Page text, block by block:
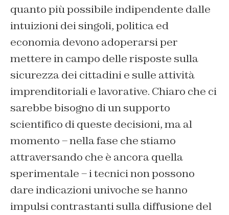
quanto più possibile indipendente dalle
intuizioni dei singoli, politica ed
economia devono adoperarsi per
mettere in campo delle risposte sulla
sicurezza dei cittadini e sulle attività
imprenditoriali e lavorative. Chiaro che ci
sarebbe bisogno di un supporto
scientifico di queste decisioni, ma al
momento – nella fase che stiamo
attraversando che è ancora quella
sperimentale – i tecnici non possono
dare indicazioni univoche se hanno
impulsi contrastanti sulla diffusione del